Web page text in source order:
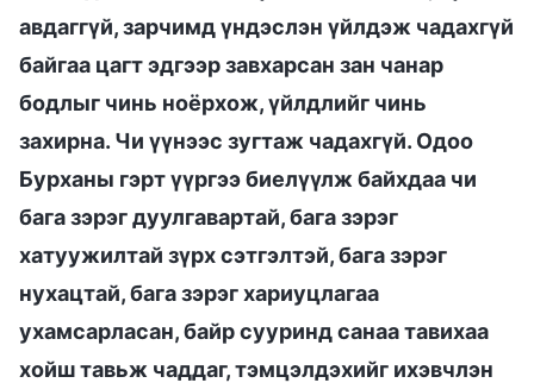
авдаггүй, зарчимд үндэслэн үйлдэж чадахгүй
байгаа цагт эдгээр завхарсан зан чанар
бодлыг чинь ноёрхож, үйлдлийг чинь
захирна. Чи үүнээс зугтаж чадахгүй. Одоо
Бурханы гэрт үүргээ биелүүлж байхдаа чи
бага зэрэг дуулгавартай, бага зэрэг
хатуужилтай зүрх сэтгэлтэй, бага зэрэг
нухацтай, бага зэрэг хариуцлагаа
ухамсарласан, байр сууринд санаа тавихаа
хойш тавьж чаддаг, тэмцэлдэхийг ихэвчлэн